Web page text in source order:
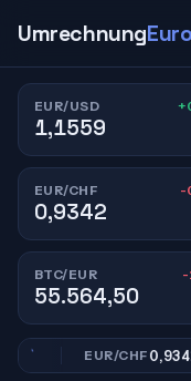
UmrechnungEuro
EUR/USD
1,1559
EUR/CHF -
0,9342
BTC/EUR -
55.564,50
EUR/CHF0,9342-